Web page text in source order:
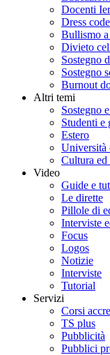
Docenti
Dress code
Bullismo a
Divieto
Sostegno
Sostegno
Burnout
Altri temi
Sostegno
Studenti e
Estero
Università
Cultura ed
Video
Guide e
Le dirette
Pillole di
Interviste
Focus
Logos
Notizie
Interviste
Tutorial
Servizi
Corsi
TS plus
Pubblicità
Pubblici